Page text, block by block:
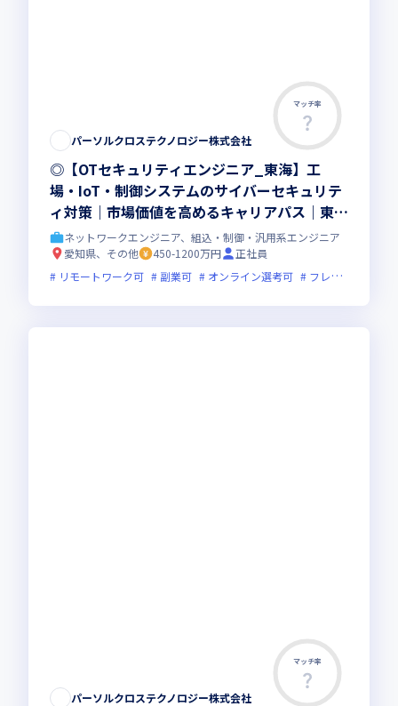
マッチ率
パーソルクロステクノロジー株式会社
◎【OTセキュリティエンジニア_東海】工
場・IoT・制御システムのサイバーセキュリテ
ィ対策｜市場価値を高めるキャリアパス｜東証
プライム上場G
ネットワークエンジニア、組込・制御・汎用系エンジニア
愛知県、その他
450-1200万円
正社員
リモートワーク可
副業可 オンライン選考可 フレックス制度あり
マッチ率
パーソルクロステクノロジー株式会社